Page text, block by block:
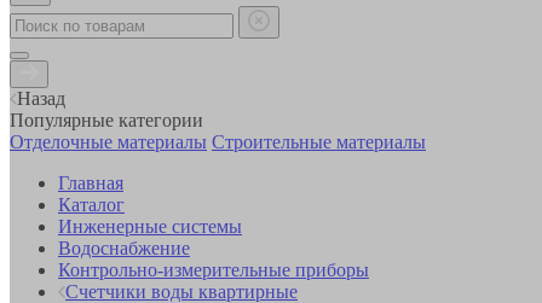
Назад
Популярные категории
Отделочные материалы Строительные материалы
Главная
Каталог
Инженерные системы
Водоснабжение
Контрольно-измерительные приборы
Счетчики воды квартирные